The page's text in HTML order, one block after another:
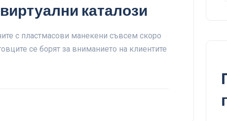
каталози
с пластмасови манекени съвсем скоро
се борят за вниманието на клиентите